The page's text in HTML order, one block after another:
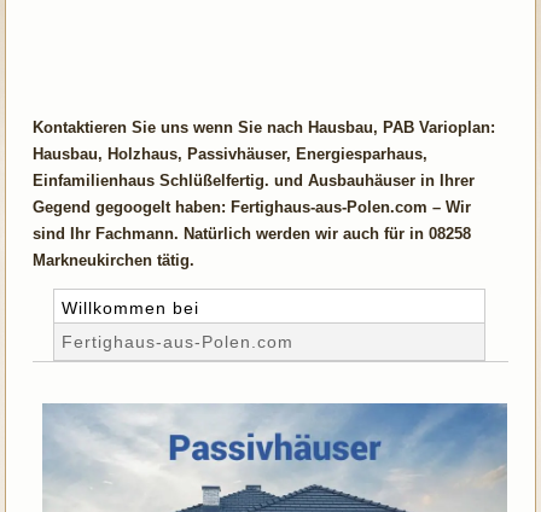
Kontaktieren Sie uns wenn Sie nach Hausbau, PAB Varioplan:
Hausbau, Holzhaus, Passivhäuser, Energiesparhaus,
Einfamilienhaus Schlüßelfertig. und Ausbauhäuser in Ihrer
Gegend gegoogelt haben: Fertighaus-aus-Polen.com – Wir
sind Ihr Fachmann. Natürlich werden wir auch für in 08258
Markneukirchen tätig.
Willkommen bei
Fertighaus-aus-Polen.com